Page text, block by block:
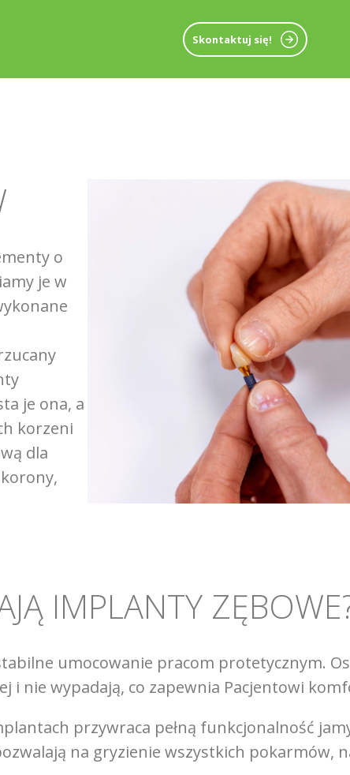
Skontaktuj się!
o
je w
je ona, a
korzeni
dla
IMPLANTY
umocowanie pracom protetycznym.
i nie wypadają, co zapewnia Pacjentowi
przywraca pełną funkcjonalność
na gryzienie wszystkich pokarmów,